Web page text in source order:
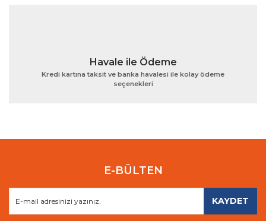
Havale ile Ödeme
Kredi kartına taksit ve banka havalesi ile kolay ödeme
seçenekleri
E-BÜLTEN
KAYDET